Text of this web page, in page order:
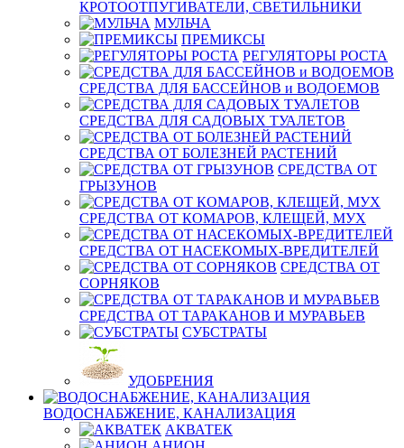
КРОТООТПУГИВАТЕЛИ, СВЕТИЛЬНИКИ
МУЛЬЧА
ПРЕМИКСЫ
РЕГУЛЯТОРЫ РОСТА
СРЕДСТВА ДЛЯ БАССЕЙНОВ и ВОДОЕМОВ
СРЕДСТВА ДЛЯ САДОВЫХ ТУАЛЕТОВ
СРЕДСТВА ОТ БОЛЕЗНЕЙ РАСТЕНИЙ
СРЕДСТВА ОТ
ГРЫЗУНОВ
СРЕДСТВА ОТ КОМАРОВ, КЛЕЩЕЙ, МУХ
СРЕДСТВА ОТ НАСЕКОМЫХ-ВРЕДИТЕЛЕЙ
СРЕДСТВА ОТ
СОРНЯКОВ
СРЕДСТВА ОТ ТАРАКАНОВ И МУРАВЬЕВ
СУБСТРАТЫ
УДОБРЕНИЯ
ВОДОСНАБЖЕНИЕ, КАНАЛИЗАЦИЯ
АКВАТЕК